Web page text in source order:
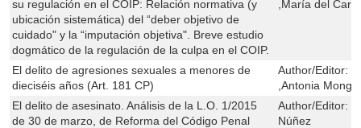
su regulación en el COIP: Relación normativa (y
ubicación sistemática) del “deber objetivo de
cuidado" y la “imputación objetiva". Breve estudio
dogmático de la regulación de la culpa en el COIP.
,María del
El delito de agresiones sexuales a menores de
dieciséis años (Art. 181 CP)
Author/Editor:
,Antonia
El delito de asesinato. Análisis de la L.O. 1/2015
de 30 de marzo, de Reforma del Código Penal
Author/Editor:
Núñez